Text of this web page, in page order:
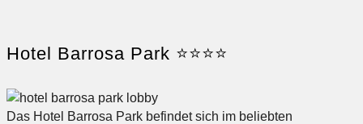
Hotel Barrosa Park ⭐⭐⭐⭐
Das Hotel Barrosa Park befindet sich im beliebten